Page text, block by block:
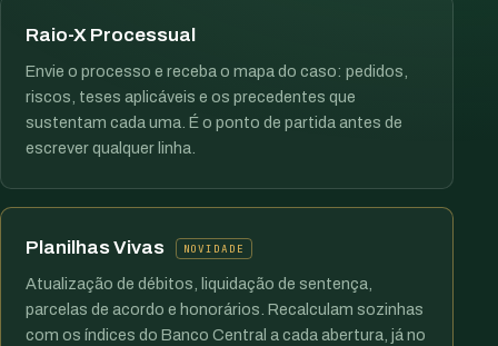
Raio-X Processual
Envie o processo e receba o mapa do caso: pedidos,
riscos, teses aplicáveis e os precedentes que
sustentam cada uma. É o ponto de partida antes de
escrever qualquer linha.
Planilhas Vivas NOVIDADE
Atualização de débitos, liquidação de sentença,
parcelas de acordo e honorários. Recalculam sozinhas
com os índices do Banco Central a cada abertura, já no